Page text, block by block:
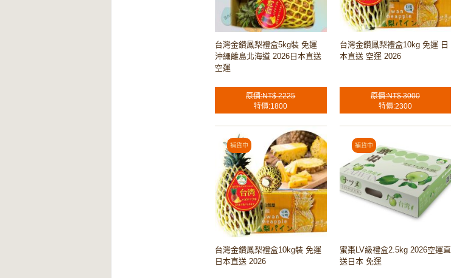
台灣金鑽鳳梨禮盒5kg裝 免運
沖繩離島北海道 2026日本直送
空運
原價:NT$ 2225
特價:1800
台灣金鑽鳳梨禮盒10kg 免運 日
本直送 空運 2026
原價:NT$ 3000
特價:2300
台灣金鑽鳳梨禮盒10kg裝 免運
日本直送 2026
蜜棗LV級禮盒2.5kg 2026空運直
送日本 免運